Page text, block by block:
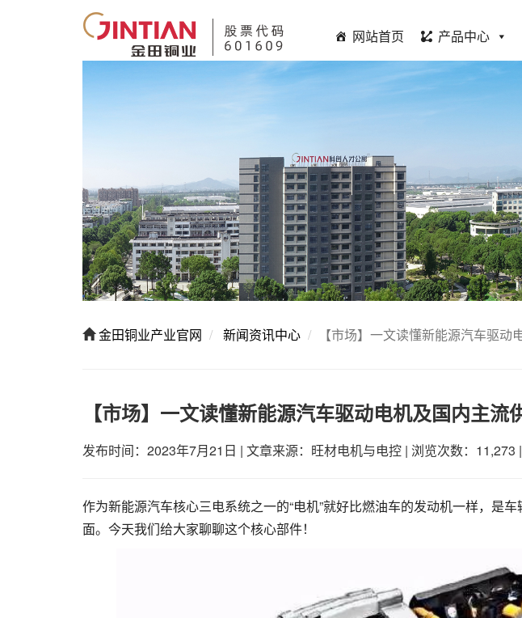
网站首页 产品中心
金田铜业产业官网 新闻资讯中心 【市场】一文读懂新能源汽车驱动
【市场】一文读懂新能源汽车驱动电机及国内主流
发布时间：2023年7月21日 | 文章来源：旺材电机与电控 | 浏览次数：11,273 |
作为新能源汽车核心三电系统之一的“电机”就好比燃油车的发动机一样，是
面。今天我们给大家聊聊这个核心部件！